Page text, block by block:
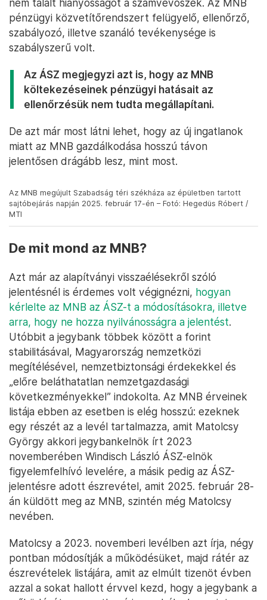
pénzügyi közvetítőrendszert felügyelő, ellenőrző,
szabályozó, illetve szanáló tevékenysége is
szabályszerű volt.
Az ÁSZ megjegyzi azt is, hogy az MNB
költekezéseinek pénzügyi hatásait az
ellenőrzésük nem tudta megállapítani.
De azt már most látni lehet, hogy az új ingatlanok
miatt az MNB gazdálkodása hosszú távon
jelentősen drágább lesz, mint most.
Az MNB megújult Szabadság téri székháza az épületben tartott
sajtóbejárás napján 2025. február 17-én – Fotó: Hegedüs Róbert /
MTI
De mit mond az MNB?
Azt már az alapítványi visszaélésekről szóló
jelentésnél is érdemes volt végignézni,hogyan
kérlelte az MNB az ÁSZ-t a módosításokra, illetve
arra, hogy ne hozza nyilvánosságra a jelentést.
Utóbbit a jegybank többek között a forint
stabilitásával, Magyarország nemzetközi
„előre beláthatatlan nemzetgazdasági
következményekkel” indokolta. Az MNB érveinek
listája ebben az esetben is elég hosszú: ezeknek
egy részét az a levél tartalmazza, amit Matolcsy